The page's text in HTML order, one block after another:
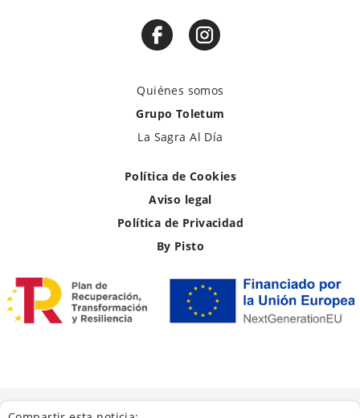
Quiénes somos
Grupo Toletum
La Sagra Al Día
Política de Cookies
Aviso legal
Política de Privacidad
By Pisto